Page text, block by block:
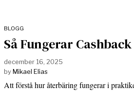
BLOGG
Så Fungerar
december 16, 2025
byMikael Elias
Att förstå hur återbäring fungerar i